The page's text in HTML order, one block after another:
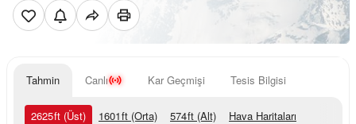
Tahmin Canlı Kar Geçmişi Tesis Bilgisi
2625ft (Üst) 1601ft (Orta) 574ft (Alt) Hava Haritaları